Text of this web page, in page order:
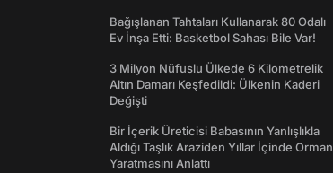
Bağışlanan Tahtaları Kullanarak 80 Odalı
Ev İnşa Etti: Basketbol Sahası Bile Var!
3 Milyon Nüfuslu Ülkede 6 Kilometrelik
Altın Damarı Keşfedildi: Ülkenin Kaderi
Değişti
Bir İçerik Üreticisi Babasının Yanlışlıkla
Aldığı Taşlık Araziden Yıllar İçinde Orman
Yaratmasını Anlattı